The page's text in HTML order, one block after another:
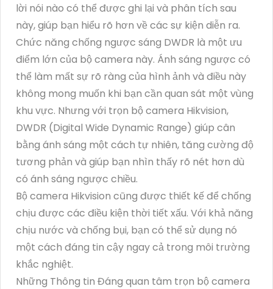
lời nói nào có thể được ghi lại và phân tích sau
này, giúp bạn hiểu rõ hơn về các sự kiện diễn ra.
Chức năng chống ngược sáng DWDR là một ưu
điểm lớn của bộ camera này. Ánh sáng ngược có
thể làm mất sự rõ ràng của hình ảnh và điều này
không mong muốn khi bạn cần quan sát một vùng
khu vực. Nhưng với trọn bộ camera Hikvision,
DWDR (Digital Wide Dynamic Range) giúp cân
bằng ánh sáng một cách tự nhiên, tăng cường độ
tương phản và giúp bạn nhìn thấy rõ nét hơn dù
có ánh sáng ngược chiều.
Bộ camera Hikvision cũng được thiết kế để chống
chịu được các điều kiện thời tiết xấu. Với khả năng
chịu nước và chống bụi, bạn có thể sử dụng nó
một cách đáng tin cậy ngay cả trong môi trường
khắc nghiệt.
Những Thông tin Đáng quan tâm trọn bộ camera